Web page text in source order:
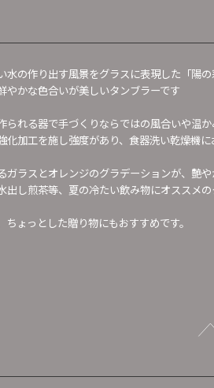
水の作り出す風景をグラスに表現した「陽
やかな色合いが美しいタンブラーです
られる器で手づくりならではの風合いや温
化加工を施し強度があり、食器洗い乾燥機
ガラスとオレンジのグラデーションが、艶
出し煎茶等、夏の冷たい飲み物にオススメ
ちょっとした贈り物にもおすすめです。